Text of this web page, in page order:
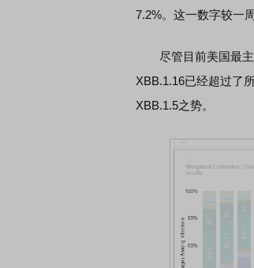
7.2%。这一数字较一
尽管目前美国最主
XBB.1.16已经超过了
XBB.1.5之势。